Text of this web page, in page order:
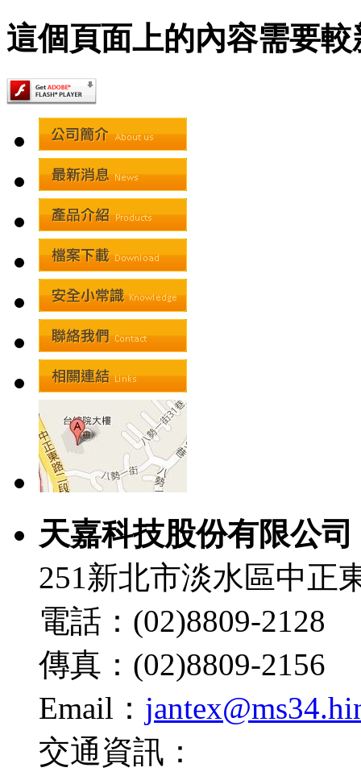
這個頁面上的內容需要
天嘉科技股份有限公司
251新北市淡水區中正
電話：(02)8809-2128
傳真：(02)8809-2156
Email：
交通資訊：